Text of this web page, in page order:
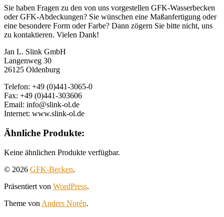
Sie haben Fragen zu den von uns vorgestellen GFK-Wasserbecken
oder GFK-Abdeckungen? Sie wünschen eine Maßanfertigung oder
eine besondere Form oder Farbe? Dann zögern Sie bitte nicht, uns
zu kontaktieren. Vielen Dank!
Jan L. Slink GmbH
Langenweg 30
26125 Oldenburg
Telefon: +49 (0)441-3065-0
Fax: +49 (0)441-303606
Email: info@slink-ol.de
Internet: www.slink-ol.de
Ähnliche Produkte:
Keine ähnlichen Produkte verfügbar.
© 2026 GFK-Becken.
Präsentiert von WordPress.
Theme von Anders Norén.